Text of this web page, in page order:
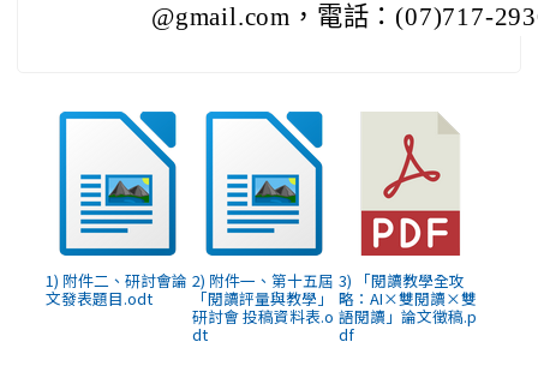
@gmail.com，電話：(07)717-
1) 附件二、研討會論
文發表題目.odt
2) 附件一、第十五屆
「閱讀評量與教學」
研討會 投稿資料表.o
dt
3) 「閱讀教學全攻
略：AI×雙閱讀×雙
語閱讀」論文徵稿.p
df